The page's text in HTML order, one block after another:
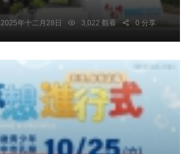
2025年十二月28日 3,022 觀看 0 分享